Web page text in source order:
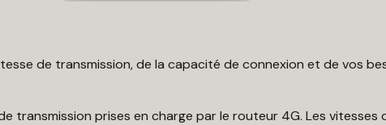
de transmission, de la capacité de connexion et de vos
transmission prises en charge par le routeur 4G. Les